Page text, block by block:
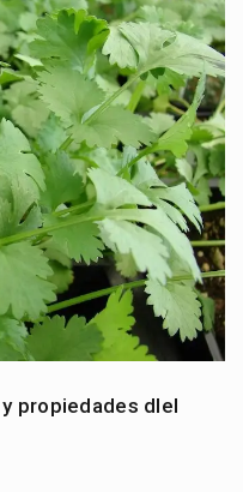
propiedades dlel